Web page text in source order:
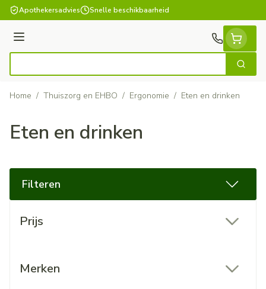
Ga naar de inhoud
Apothekersadvies Snelle beschikbaarheid
Menu
Zoek
Home / Thuiszorg en EHBO / Ergonomie / Eten en drinken
Eten en drinken
Filteren
Prijs
Merken